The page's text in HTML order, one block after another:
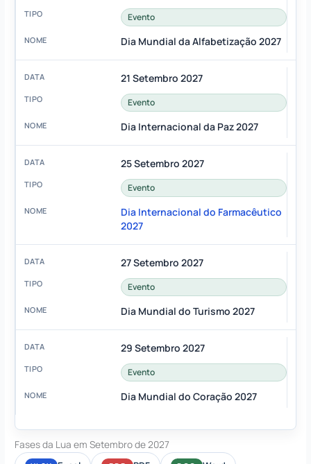
Evento
Dia Mundial da Alfabetização 2027
21 Setembro 2027
Evento
Dia Internacional da Paz 2027
25 Setembro 2027
Evento
Dia Internacional do Farmacêutico
2027
27 Setembro 2027
Evento
Dia Mundial do Turismo 2027
29 Setembro 2027
Evento
Dia Mundial do Coração 2027
Fases da Lua em Setembro de 2027